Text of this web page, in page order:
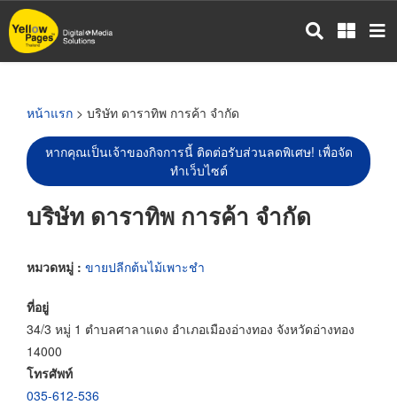
ข้าม
ไป
หน้าแรก > บริษัท ดาราทิพ การค้า จำกัด
หากคุณเป็นเจ้าของกิจการนี้ ติดต่อรับส่วนลดพิเศษ! เพื่อจัด
ทำเว็บไซต์
บริษัท ดาราทิพ การค้า จำกัด
หมวดหมู่ : ขายปลีกต้นไม้เพาะชำ
ที่อยู่
34/3 หมู่ 1 ตำบลศาลาแดง อำเภอเมืองอ่างทอง จังหวัดอ่างทอง
14000
โทรศัพท์
035-612-536